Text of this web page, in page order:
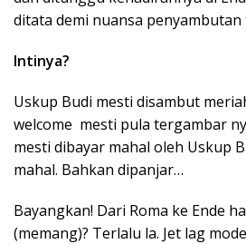
ditata demi nuansa
Intinya?
Uskup Budi mesti disambut
welcome mesti pula tergambar
mesti dibayar mahal oleh Uskup
mahal. Bahkan dipanjar…
Bayangkan! Dari Roma ke Ende
(memang)? Terlalu la. Jet lag